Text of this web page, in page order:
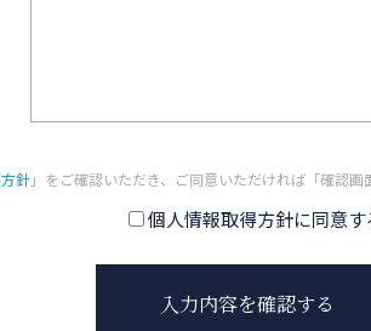
針」をご確認いただき、 ご同意いただければ「確認画
個人情報取得方針に同意す